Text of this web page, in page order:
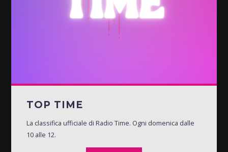
TOP TIME
La classifica ufficiale di Radio Time. Ogni domenica dalle
10 alle 12.